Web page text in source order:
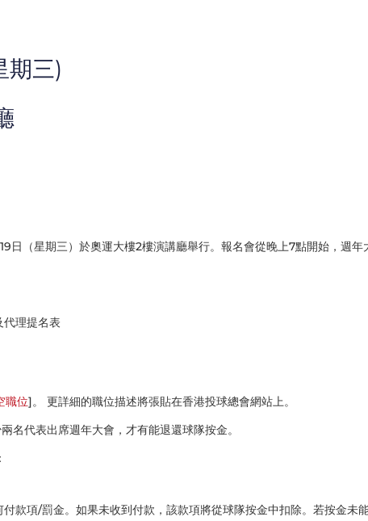
期三)
日（星期三）於奧運大樓2樓演講廳舉行。報名會從晚上7點開始，週年
理提名表
職位]。 更詳細的職位描述將張貼在香港投球總會網站上。
名代表出席週年大會，才有能退還球隊按金。
款項/罰金。如果未收到付款，該款項將從球隊按金中扣除。若按金未